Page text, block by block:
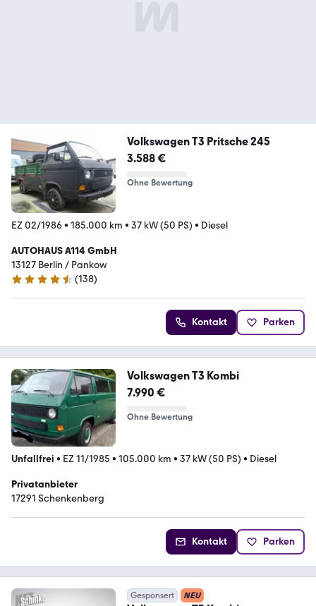
Volkswagen T3 Pritsche 245
3.588 €
Ohne Bewertung
EZ 02/1986• 185.000 km • 37 kW (50 PS) • Diesel
AUTOHAUS A114 GmbH
13127 Berlin / Pankow
4.6 Sterne
(138)
Kontakt Parken
Volkswagen T3 Kombi
7.990 €
Ohne Bewertung
Unfallfrei • EZ 11/1985 • 105.000 km • 37 kW (50 PS) • Diesel
Privatanbieter
17291 Schenkenberg
Kontakt Parken
Gesponsert NEU